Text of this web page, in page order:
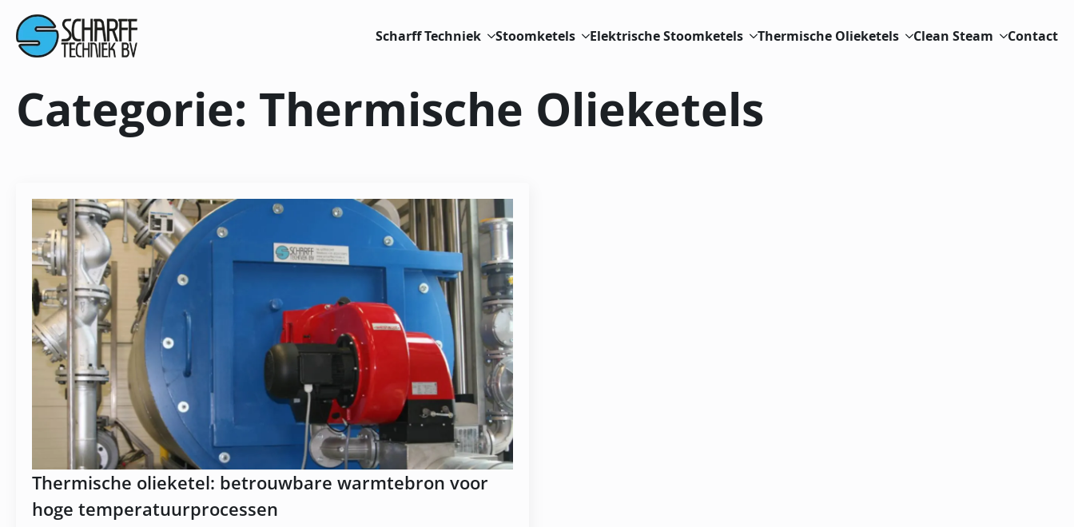
Scharff Techniek Stoomketels Elektrische Stoomketels Thermische Olieketels Clean Steam Contact
Categorie: Thermische Olieketels
Thermische olieketel: betrouwbare warmtebron voor
hoge temperatuurprocessen